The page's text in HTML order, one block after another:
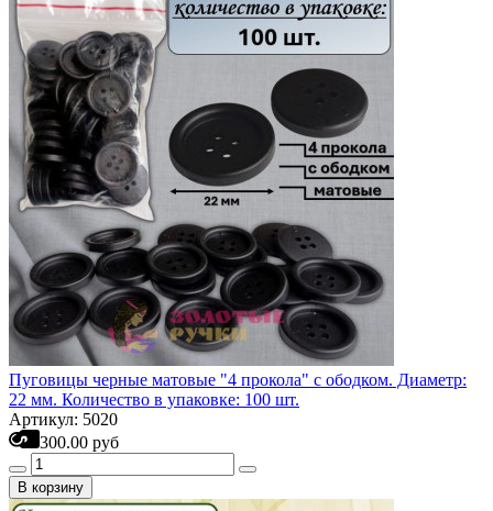
Пуговицы черные матовые "4 прокола" с ободком. Диаметр:
22 мм. Количество в упаковке: 100 шт.
Артикул: 5020
300.00 руб
В корзину